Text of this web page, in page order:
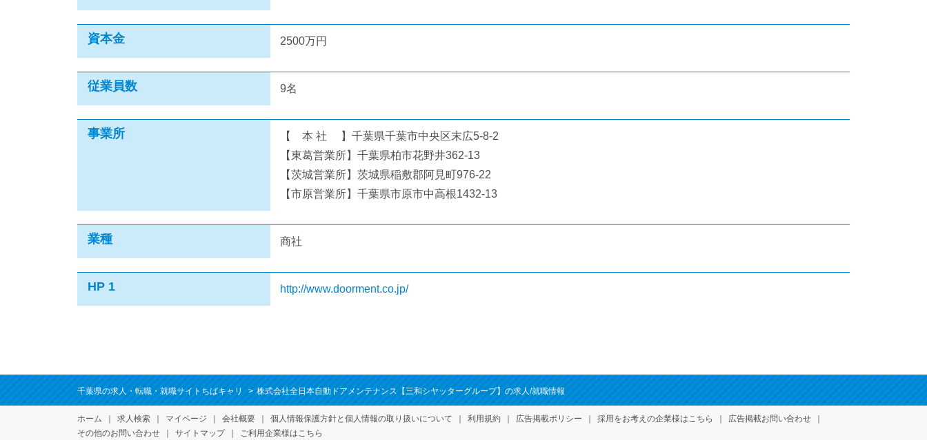
資本金 2500万円
従業員数 9名
事業所
【 本 社 】千葉県千葉市中央区末広5-8-2
【東葛営業所】千葉県柏市花野井362-13
【茨城営業所】茨城県稲敷郡阿見町976-22
【市原営業所】千葉県市原市中高根1432-13
業種 商社
HP 1 http://www.doorment.co.jp/
千葉県の求人・転職・就職サイトちばキャリ 株式会社全日本自動ドアメンテナンス【三和シヤッターグループ】の求人/就職情報
ホーム 求人検索 マイページ 会社概要 個人情報保護方針と個人情報の取り扱いについて 利用規約 広告掲載ポリシー 採用をお考えの企業様はこちら
広告掲載お問い合わせ
その他のお問い合わせ
サイトマップ ご利用企業様はこちら